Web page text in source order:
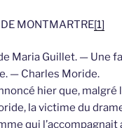
MONTMARTRE[1]
Maria Guillet. — Une
— Charles Moride.
hier que,
la victime du
qui l’accompagnait